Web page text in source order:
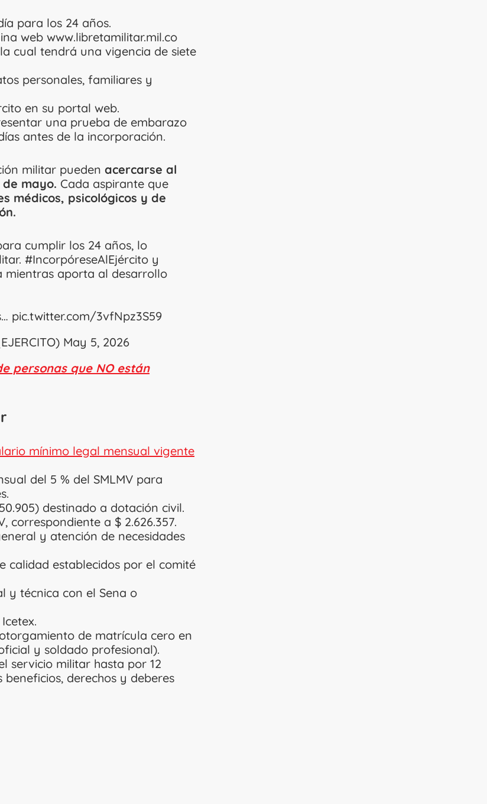
para los 24 años.
web www.libretamilitar.mil.co
cual tendrá una vigencia de siete
personales, familiares y
en su portal web.
una prueba de embarazo
antes de la incorporación.
militar pueden acercarse al
mayo. Cada aspirante que
médicos, psicológicos y de
cumplir los 24 años, lo
#IncorpóreseAlEjército y
mientras aporta al desarrollo
pic.twitter.com/3vfNpz3S59
May 5, 2026
personas que NO están
mínimo legal mensual vigente
del 5 % del SMLMV para
destinado a dotación civil.
correspondiente a $ 2.626.357.
y atención de necesidades
calidad establecidos por el comité
y técnica con el Sena o
de matrícula cero en
y soldado profesional).
servicio militar hasta por 12
derechos y deberes